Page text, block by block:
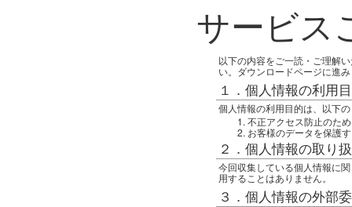
サービス
以下の内容をご一読・ご理解
い。ダウンロードページに進
１．個人情報の利用
個人情報の利用目的は、以下
不正アクセス防止のため
お客様のデータを保護
２．個人情報の取り
今回収集している個人情報に
用することはありません。
３．個人情報の外部